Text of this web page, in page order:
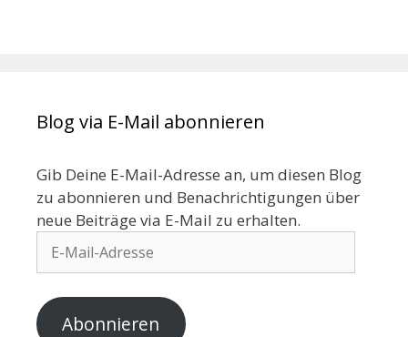
Blog via E-Mail abonnieren
Gib Deine E-Mail-Adresse an, um diesen Blog
zu abonnieren und Benachrichtigungen über
neue Beiträge via E-Mail zu erhalten.
Abonnieren